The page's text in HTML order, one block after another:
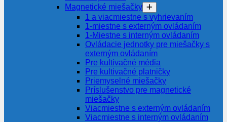
Magnetické miešačky
1 a viacmiestne s vyhrievaním
1-miestne s externým ovládaním
1-Miestne s interným ovládaním
Ovládacie jednotky pre miešačky s
externým ovládaním
Pre kultivačné média
Pre kultivačné platničky
Priemyselné miešačky
Príslušenstvo pre magnetické
miešačky
Viacmiestne s externým ovládaním
Viacmiestne s interným ovládaním